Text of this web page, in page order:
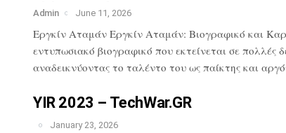
Admin June 11, 2026
Εργκίν Αταμάν Εργκίν Αταμάν: Βιογραφικό και
εντυπωσιακό βιογραφικό που εκτείνεται σε
αναδεικνύοντας το ταλέντο του ως παίκτης και
YIR 2023 – TechWar.GR
January 23, 2026